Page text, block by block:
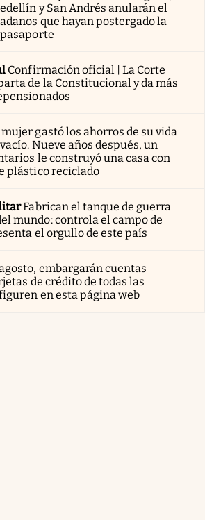
y San Andrés anularán el
que hayan postergado la
Confirmación oficial | La Corte
de la Constitucional y da más
gastó los ahorros de su vida
Nueve años después, un
le construyó una casa con
plástico reciclado
Fabrican el tanque de guerra
mundo: controla el campo de
el orgullo de este país
embargarán cuentas
de crédito de todas las
en esta página web